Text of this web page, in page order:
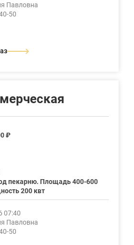
Павловна
50
₽
пекарню. Площадь 400-600
200 квт
07:40
Павловна
50